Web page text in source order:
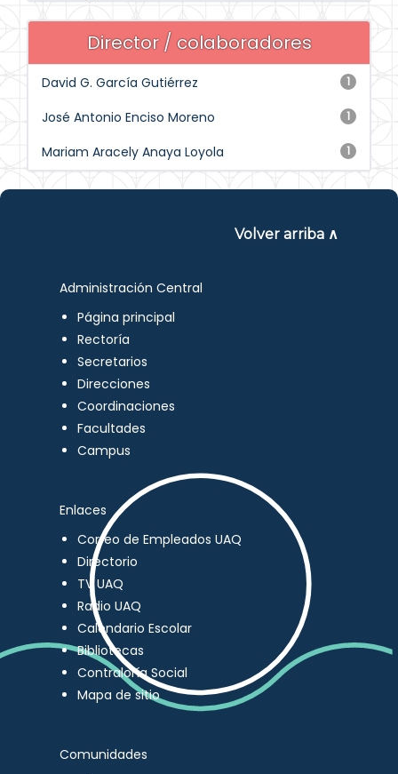
Director / colaboradores
1
David G. García Gutiérrez
1
José Antonio Enciso Moreno
1
Mariam Aracely Anaya Loyola
Volver arriba ∧
Administración Central
Página principal
Rectoría
Secretarios
Direcciones
Coordinaciones
Facultades
Campus
Enlaces
Correo de Empleados UAQ
Directorio
TV UAQ
Radio UAQ
Calendario Escolar
Bibliotecas
Contraloría Social
Mapa de sitio
Comunidades